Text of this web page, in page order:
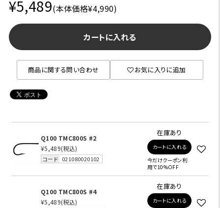
¥5,489(本体価格¥4,990)
カートに入れる
商品に関する問い合わせ お気に入りに追加
Q100 TMC800S #2
¥5,489(税込)
コード 021080020102
在庫あり
カートに入れる
今だけクーポン利
用で10%OFF
Q100 TMC800S #4
¥5,489(税込)
在庫あり
カートに入れる